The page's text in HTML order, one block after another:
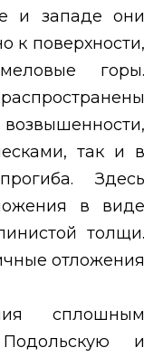
и западе они
к поверхности,
горы.
так и в
Здесь
в виде
толщи.
отложения
сплошным
и